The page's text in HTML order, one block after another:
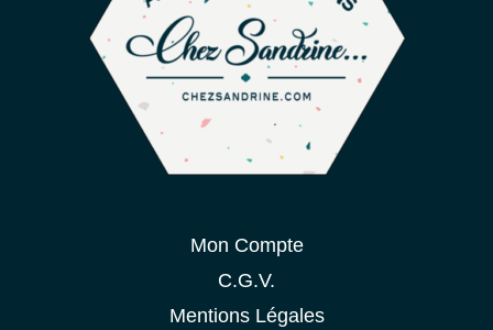
Mon Compte
C.G.V.
Mentions Légales